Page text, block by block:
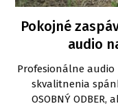
Pokojné
audio
Profesionálne audio
skvalitnenia
OSOBNÝ ODBER,